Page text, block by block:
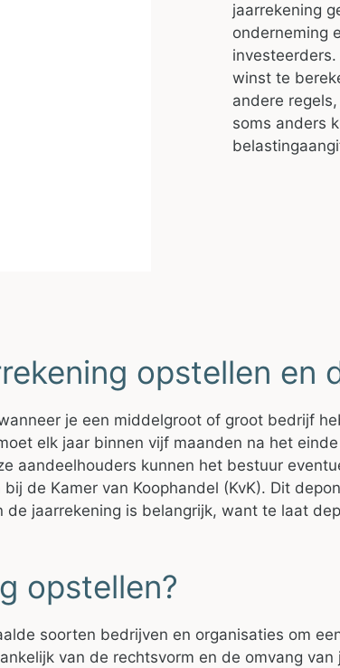
jaarrekening
onderneming
winst te
andere
soms anders
opstellen en
je een middelgroot of groot bedrijf
elk jaar binnen vijf maanden na het
aandeelhouders kunnen het bestuur
de Kamer van Koophandel (KvK). Dit
jaarrekening is belangrijk, want te laat
opstellen?
soorten bedrijven en organisaties om
van de rechtsvorm en de omvang